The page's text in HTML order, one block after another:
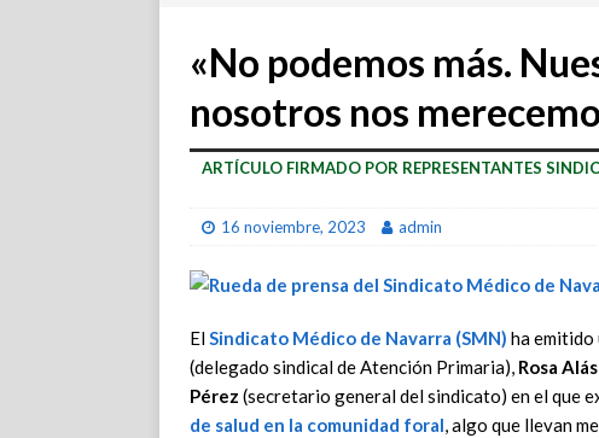
«No podemos más.
nosotros nos
ARTÍCULO FIRMADO POR REPRESENTANTES
16 noviembre, 2023 admin
ElSindicato Médico de Navarra (SMN) ha
(delegado sindical de Atención Primaria), Rosa Alás
Pérez (secretario general del sindicato) en el que
de salud en la comunidad foral, algo que llevan